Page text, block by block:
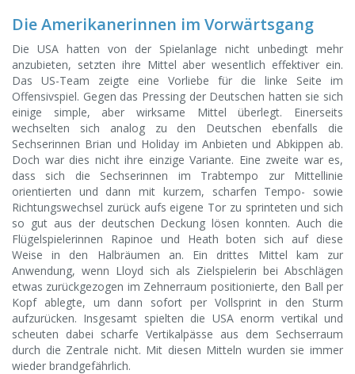
Die Amerikanerinnen im Vorwärtsgang
Die USA hatten von der Spielanlage nicht unbedingt mehr
anzubieten, setzten ihre Mittel aber wesentlich effektiver ein.
Das US-Team zeigte eine Vorliebe für die linke Seite im
Offensivspiel. Gegen das Pressing der Deutschen hatten sie sich
einige simple, aber wirksame Mittel überlegt. Einerseits
wechselten sich analog zu den Deutschen ebenfalls die
Sechserinnen Brian und Holiday im Anbieten und Abkippen ab.
Doch war dies nicht ihre einzige Variante. Eine zweite war es,
dass sich die Sechserinnen im Trabtempo zur Mittellinie
orientierten und dann mit kurzem, scharfen Tempo- sowie
Richtungswechsel zurück aufs eigene Tor zu sprinteten und sich
so gut aus der deutschen Deckung lösen konnten. Auch die
Flügelspielerinnen Rapinoe und Heath boten sich auf diese
Weise in den Halbräumen an. Ein drittes Mittel kam zur
Anwendung, wenn Lloyd sich als Zielspielerin bei Abschlägen
etwas zurückgezogen im Zehnerraum positionierte, den Ball per
Kopf ablegte, um dann sofort per Vollsprint in den Sturm
aufzurücken. Insgesamt spielten die USA enorm vertikal und
scheuten dabei scharfe Vertikalpässe aus dem Sechserraum
durch die Zentrale nicht. Mit diesen Mitteln wurden sie immer
wieder brandgefährlich.